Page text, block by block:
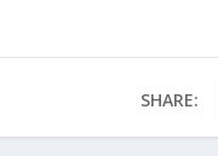
SHARE: